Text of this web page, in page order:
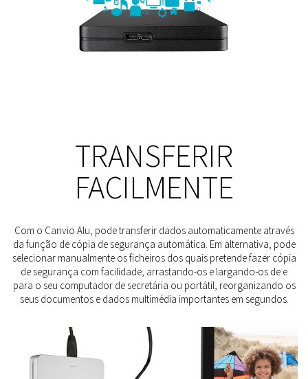
TRANSFERIR
FACILMENTE
Com o Canvio Alu, pode transferir dados automaticamente através
da função de cópia de segurança automática. Em alternativa, pode
selecionar manualmente os ficheiros dos quais pretende fazer cópia
de segurança com facilidade, arrastando-os e largando-os de e
para o seu computador de secretária ou portátil, reorganizando os
seus documentos e dados multimédia importantes em segundos.